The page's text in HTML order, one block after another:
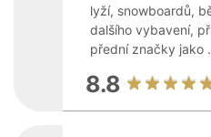
lyží, snowboardů,
dalšího vybavení,
přední značky jako
8.8